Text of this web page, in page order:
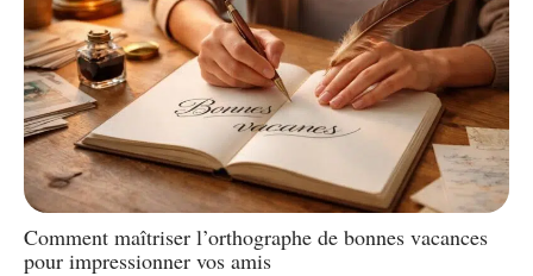
Comment maîtriser l’orthographe de bonnes vacances
pour impressionner vos amis